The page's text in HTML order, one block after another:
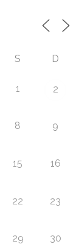
S D
1 2
8 9
15 16
22 23
29 30